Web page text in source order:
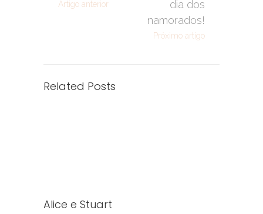
Artigo anterior
dia dos
namorados!
Próximo artigo
Related Posts
Alice e Stuart